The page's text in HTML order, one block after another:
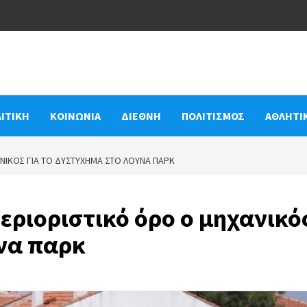
ΚΟΙΝΩΝΙΑ ΔΙΕΘΝΗ ΠΟΛΙΤΙΣΜΟΣ
ΓΙΑ ΤΟ ΔΥΣΤΎΧΗΜΑ ΣΤΟ ΛΟΎΝΑ ΠΑΡΚ
όρο ο
παρκ